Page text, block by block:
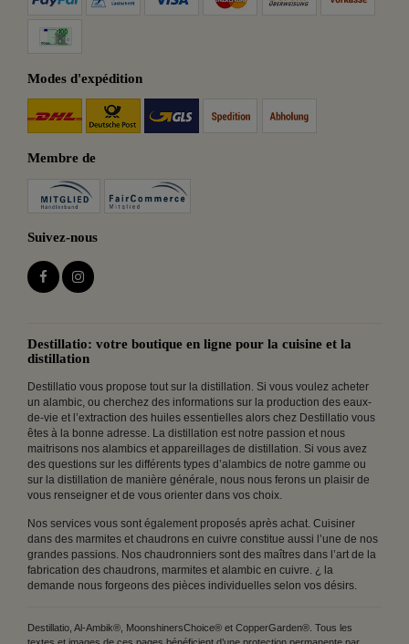
Modes d'expédition
Membre de
Suivez-nous
Destillatio: votre boutique en ligne pour la cuisine et la
distillation
Destillatio vous propose tout sur la distillation. Si vous voulez acheter
un alambic, ou cherchez des informations sur la production des eaux-
de-vie et l’extraction des huiles essentielles alors chez Destillatio vous
êtes à la bonne adresse. La distillation est notre passion et nous
maitrisons nos alambics et appareillages de distillation. Si vous avez
des questions sur les différents types d’alambics de notre gamme ou
sur la distillation de manière générale, nous nous ferons un plaisir de
vous renseigner et de vous orienter dans vos choix.
Nos services vous sont également proposés après achat. Cuisiner
dans des marmites et chaudrons en cuivre constitue aussi l’une de nos
grandes passions. Nos chaudronniers sont des maîtres dans l’art de la
fabrication des chaudrons, marmites et alambic en cuivre. ¿ la
demande nous forgeons des pièces individuelles selon vos désirs.
Destillatio, Al-Ambik®, MoonshinersChoice® et CopperGarden®. Tous les